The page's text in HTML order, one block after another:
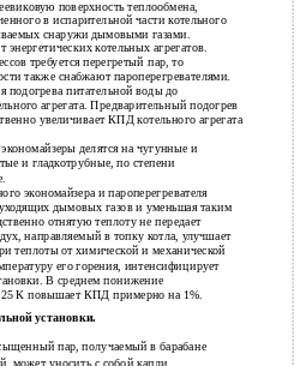
поверхность теплообмена,
в испарительной части котельного
снаружи дымовыми газами.
котельных агрегатов.
требуется перегретый пар, то
также снабжают пароперегревателями.
подогрева питательной воды до
агрегата. Предварительный подогрев
увеличивает КПД котельного агрегата
делятся на чугунные и
и гладкотрубные, по степени
экономайзера и пароперегревателя
дымовых газов и уменьшая таким
отнятую теплоту не передает
направляемый в топку котла, улучшает
теплоты от химической и механической
его горения, интенсифицирует
В среднем понижение
25 К повышает КПД примерно на 1%.
установки.
пар, получаемый в барабане
может уносить с собой капли